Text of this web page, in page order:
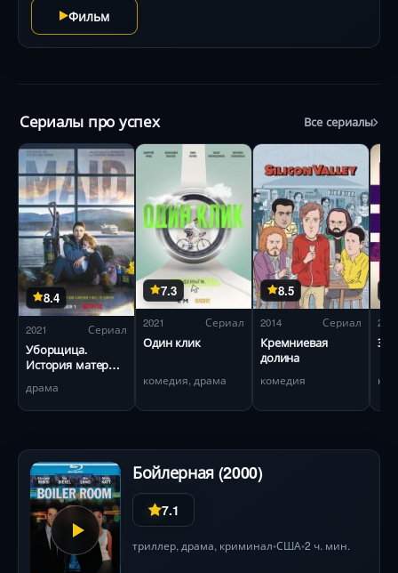
Фильм
Сериалы про успех Все сериалы
8.4
2021 Сериал
Уборщица.
История матери-
драма
7.3
2021 Сериал
Один клик
комедия, драма
8.5
2014 Сериал
Кремниевая
долина
комедия
2020
Бойлерная (2000)
7.1
триллер, драма, криминал•США• 2 ч. мин.